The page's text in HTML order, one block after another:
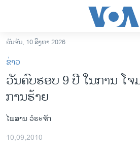
ເຂົ້າ
ຫາ
ຂ້າມ
ຂ້າມ
ຂ້າມ
ຫາ
ຊອກ
ຄົ້ນ
ລາວ
ອາເມຣິກາ
ໂລກ
ວັນຈັນ, 10 ສິງຫາ 2026
ຂ່າວ
ວັນຄົບຮອບ 9 ປີ ໃນການ ໂ
ການຮ້າຍ
ໄພສານ ວໍຣະຈັກ
10,09,2010